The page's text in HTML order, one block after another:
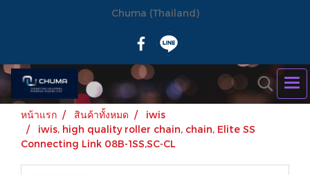
Chuma (Thailand)
หน้าแรก สินค้าทั้งหมด
iwis
iwis, high quality roller chain, chain, Elite SS
Connecting Link 08B-1SS,SC-CL